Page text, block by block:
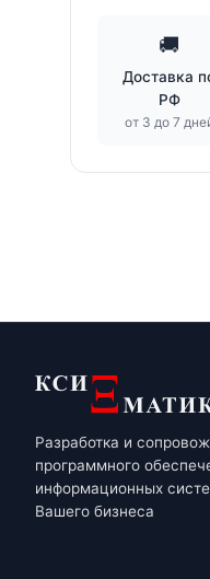
🚚
Доставка
РФ
от 3 до 7
Разработка и
программного
информационных
Вашего бизнеса